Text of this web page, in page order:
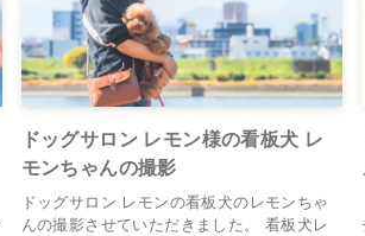
ドッグサロン レモン様の看板犬 レ
モンちゃんの撮影
ドッグサロン レモンの看板犬のレモンちゃ
んの撮影させていただきました。 看板犬レ